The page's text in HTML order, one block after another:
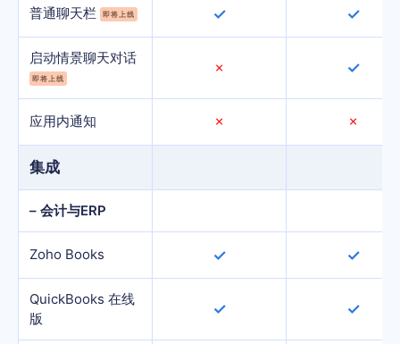
普通聊天栏 即将上线 ✓ ✓
启动情景聊天对话
即将上线
✗ ✓
应用内通知 ✗ ✗
集成
– 会计与ERP
Zoho Books ✓ ✓
QuickBooks 在线
版
✓ ✓